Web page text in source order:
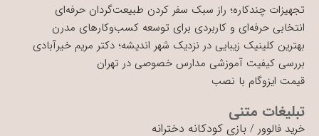
تجهیزات چندکاره؛ راز سبک سفر کردن طبیعت‌گردان حرفه‌ای
انتخابی حرفه‌ای و کاربردی برای توسعه کسب‌وکارهای مدرن
بهترین کلینیک زیبایی در نزدیک شهر اندیشه؛ دکتر مریم خیرآبادی
بررسی کیفیت آموزشی مدارس خصوصی در تهران
قیمت ایزوگام با نصب
تبلیغات متنی
خرید فالوور / بازی کودکانه دخترانه